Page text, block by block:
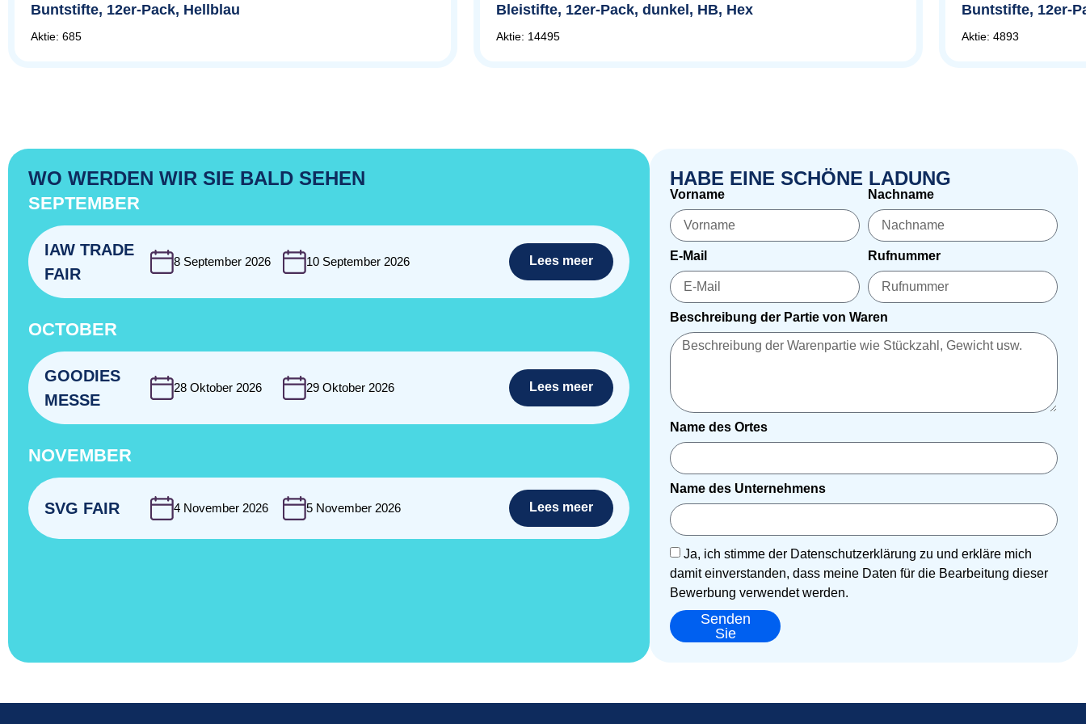
Buntstifte, 12er-Pack, Hellblau
Aktie: 685
Bleistifte, 12er-Pack, dunkel, HB, Hex
Aktie: 14495
Buntstifte, 12er-
Aktie: 4893
WO WERDEN WIR SIE BALD SEHEN
SEPTEMBER
IAW TRADE
FAIR
8 September 2026 10 September 2026 Lees meer
OCTOBER
GOODIES
MESSE
28 Oktober 2026 29 Oktober 2026 Lees meer
NOVEMBER
SVG FAIR 4 November 2026 5 November 2026 Lees meer
HABE EINE SCHÖNE LADUNG
Vorname Nachname
E-Mail Rufnummer
Beschreibung der Partie von Waren
Name des Ortes
Name des Unternehmens
Ja, ich stimme der Datenschutzerklärung zu und erkläre mich
damit einverstanden, dass meine Daten für die Bearbeitung dieser
Bewerbung verwendet werden.
Senden
Sie